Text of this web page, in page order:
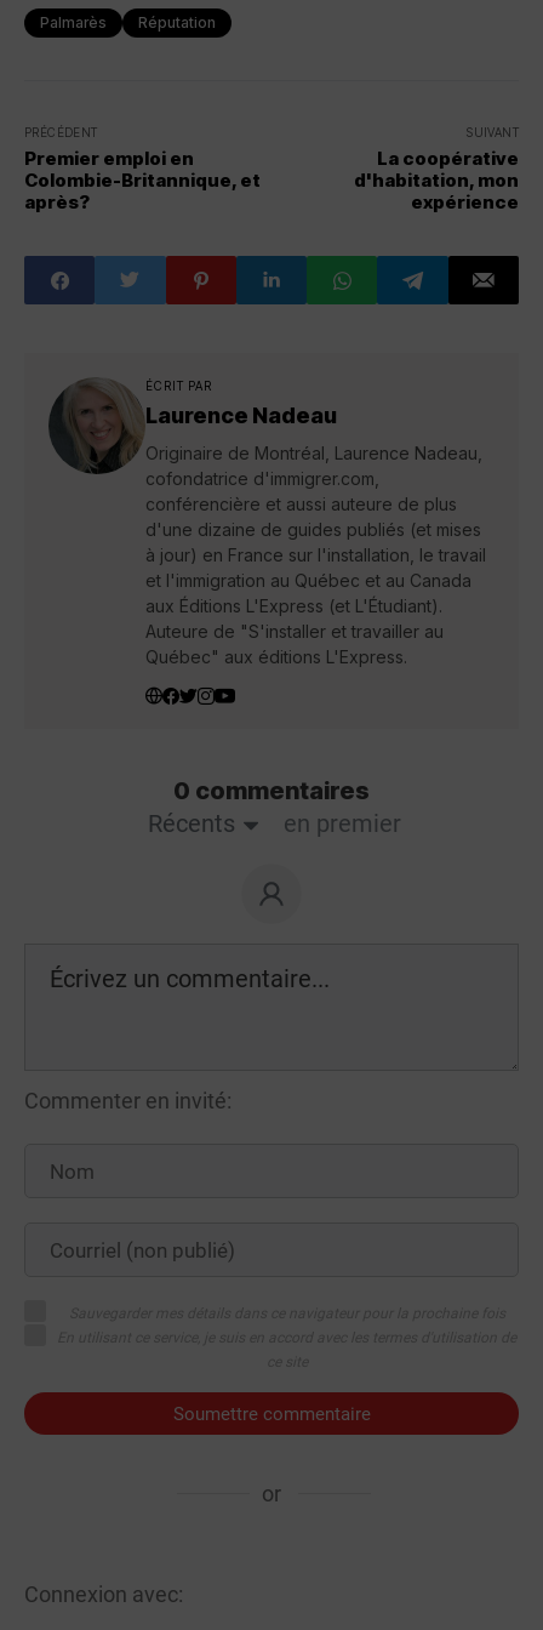
Palmarès Réputation
PRÉCÉDENT
Premier emploi en
Colombie-Britannique, et
après?
SUIVANT
La coopérative
d'habitation, mon
expérience
ÉCRIT PAR
Laurence Nadeau
Originaire de Montréal, Laurence Nadeau,
cofondatrice d'immigrer.com,
conférencière et aussi auteure de plus
d'une dizaine de guides publiés (et mises
à jour) en France sur l'installation, le travail
et l'immigration au Québec et au Canada
aux Éditions L'Express (et L'Étudiant).
Auteure de "S'installer et travailler au
Québec" aux éditions L'Express.
0 commentaires
Récents
en premier
Commenter en invité:
Soumettre commentaire
or
Connexion avec: